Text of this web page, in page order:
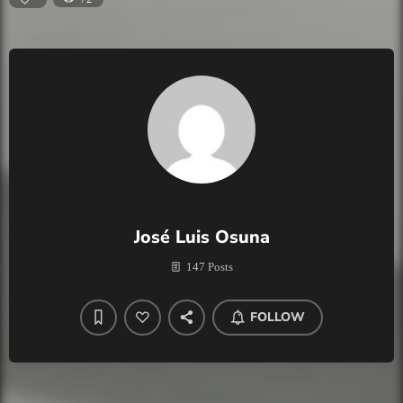
José Luis Osuna
147 Posts
FOLLOW